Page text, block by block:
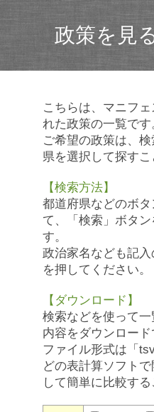
政策を見
こちらは、マニフ
れた政策の一覧です
ご希望の政策は、
県を選択して探すこ
【検索方法】
都道府県などのボ
て、「検索」ボタ
す。
政治家名なども記
を押してください。
【ダウンロード】
検索などを使って
内容をダウンロード
ファイル形式は「
どの表計算ソフト
して簡単に比較する